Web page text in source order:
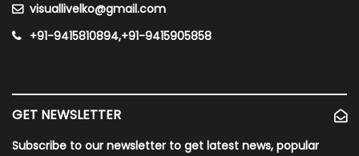
visuallivelko@gmail.com
+91-9415810894,+91-9415905858
GET NEWSLETTER
Subscribe to our newsletter to get latest news, popular